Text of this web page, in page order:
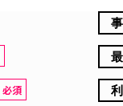
必須